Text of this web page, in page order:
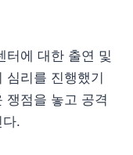
터에 대한 출연 및
심리를 진행했기
쟁점을 놓고 공격
.